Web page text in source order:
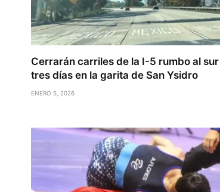
Cerrarán carriles de la I-5 rumbo al
tres días en la garita de San Ysidro
ENERO 5, 2026